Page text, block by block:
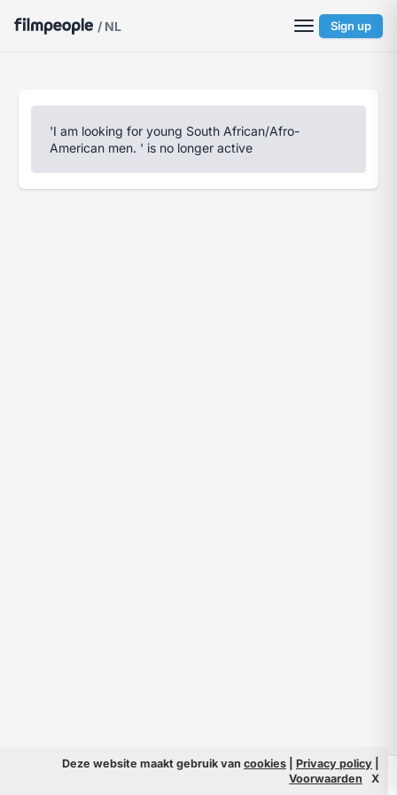
/ NL Sign up
'I am looking for young South African/Afro-
American men. ' is no longer active
Info
Deze website maakt gebruik van cookies Privacy policy
Voorwaarden
X